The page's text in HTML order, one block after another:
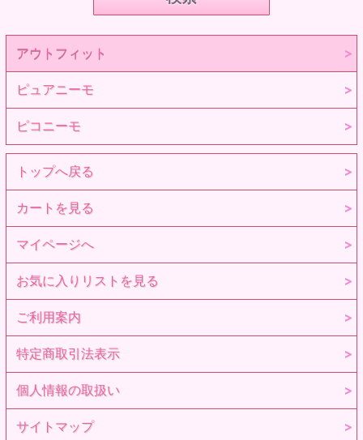
アウトフィット
ピュアニーモ
ピコニーモ
トップへ戻る
カートを見る
マイページへ
お気に入りリストを見る
ご利用案内
特定商取引法表示
個人情報の取扱い
サイトマップ